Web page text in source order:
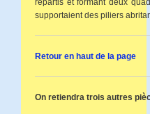
répartis et formant deux
supportaient des piliers
Retour en haut de la page
On retiendra trois autres